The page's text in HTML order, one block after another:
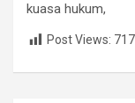
kuasa hukum,
Post Views: 717